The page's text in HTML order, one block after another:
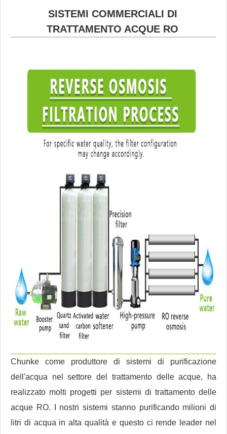
SISTEMI COMMERCIALI DI
TRATTAMENTO ACQUE RO
Chunke come produttore di sistemi di purificazione
dell'acqua nel settore del trattamento delle acque, ha
realizzato molti progetti per sistemi di trattamento delle
acque RO. I nostri sistemi stanno purificando milioni di
litri di acqua in alta qualità e questo ci rende leader nel